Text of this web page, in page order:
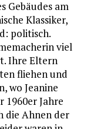
Gebäudes am
Klassiker,
politisch.
viel
Ihre Eltern
fliehen und
wo Jeanine
1960er Jahre
die Ahnen der